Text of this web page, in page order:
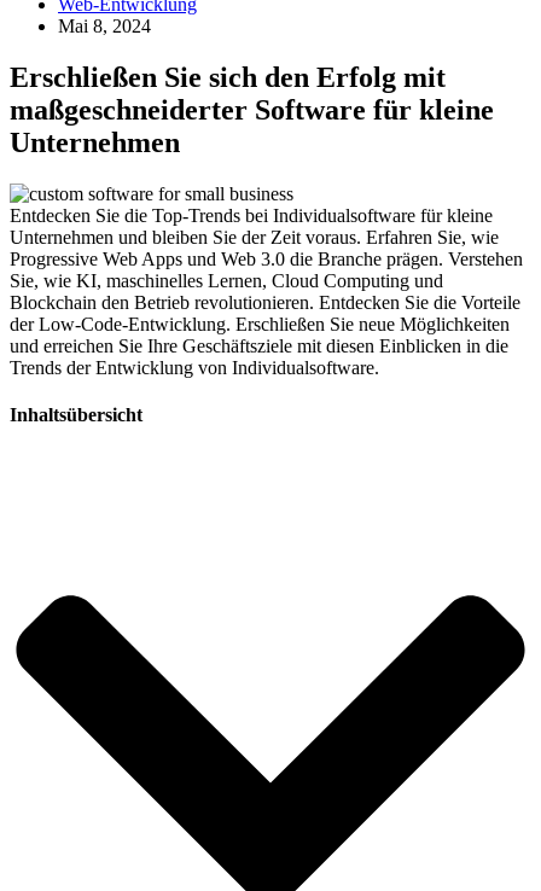
Web-Entwicklung
Mai 8, 2024
Erschließen Sie sich den Erfolg mit
maßgeschneiderter Software für kleine
Unternehmen
Entdecken Sie die Top-Trends bei Individualsoftware für kleine
Unternehmen und bleiben Sie der Zeit voraus. Erfahren Sie, wie
Progressive Web Apps und Web 3.0 die Branche prägen. Verstehen
Sie, wie KI, maschinelles Lernen, Cloud Computing und
Blockchain den Betrieb revolutionieren. Entdecken Sie die Vorteile
der Low-Code-Entwicklung. Erschließen Sie neue Möglichkeiten
und erreichen Sie Ihre Geschäftsziele mit diesen Einblicken in die
Trends der Entwicklung von Individualsoftware.
Inhaltsübersicht